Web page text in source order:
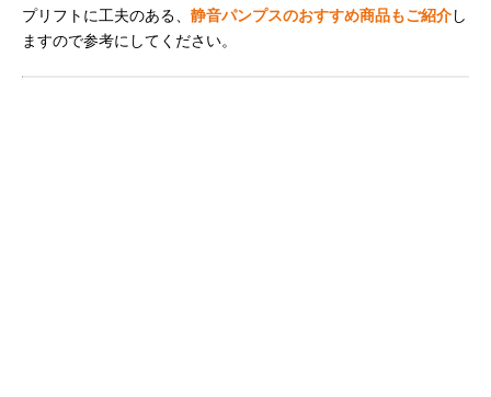
プリフトに工夫のある、 静音パンプスのおすすめ商品もご紹介し
ますので参考にしてください。